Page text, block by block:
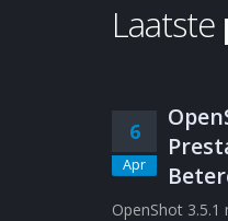
Laatste
6
Apr
OpenShot